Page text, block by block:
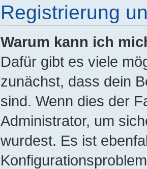
Registrierung
Warum kann ich
Dafür gibt es viele
zunächst, dass dein
sind. Wenn dies der
Administrator, um
wurdest. Es ist